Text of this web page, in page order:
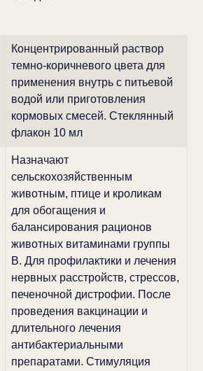
Концентрированный раствор
темно-коричневого цвета для
применения внутрь с питьевой
водой или приготовления
кормовых смесей. Стеклянный
флакон 10 мл
Назначают
сельскохозяйственным
животным, птице и кроликам
для обогащения и
балансирования рационов
животных витаминами группы
В. Для профилактики и лечения
нервных расстройств, стрессов,
печеночной дистрофии. После
проведения вакцинации и
длительного лечения
антибактериальными
препаратами. Стимуляция